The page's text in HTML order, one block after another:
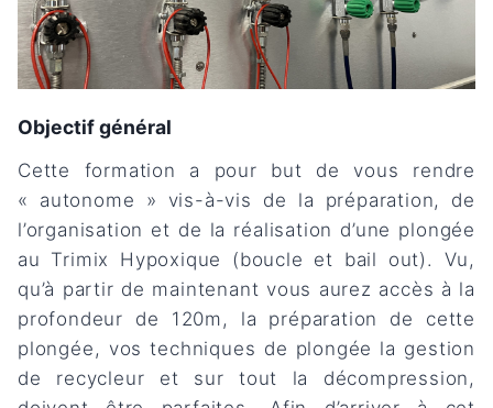
Objectif général
Cette formation a pour but de vous rendre
« autonome » vis-à-vis de la préparation, de
l’organisation et de la réalisation d’une plongée
au Trimix Hypoxique (boucle et bail out). Vu,
qu’à partir de maintenant vous aurez accès à la
profondeur de 120m, la préparation de cette
plongée, vos techniques de plongée la gestion
de recycleur et sur tout la décompression,